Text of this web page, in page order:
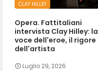
CLAY HILLEY
Opera. Fattitaliani
intervista Clay Hilley: la
voce dell'eroe, il rigore
dell'artista
Luglio 29, 2026